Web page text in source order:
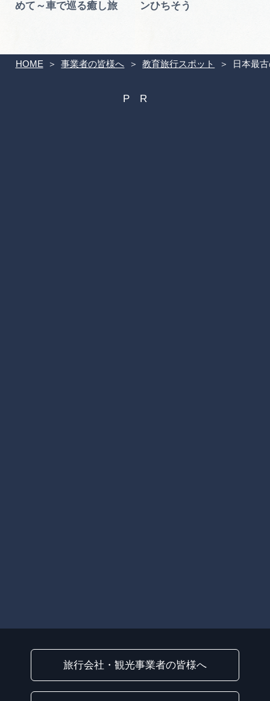
HOME 事業者の皆様へ 教育旅行スポット 日本最
めて～車で巡る癒し旅
ンひちそう
旅行会社・観光事業者の皆様へ